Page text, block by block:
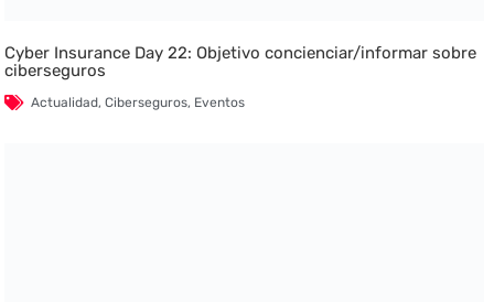
Cyber Insurance Day 22: Objetivo concienciar/informar sobre
ciberseguros
Actualidad,Ciberseguros, Eventos